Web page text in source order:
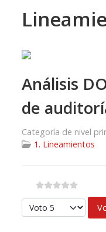
Análisis
de
Categoría de nivel
1. Lineamientos
Por favor, vote